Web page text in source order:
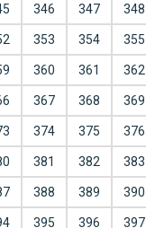
346 347 348
353 354 355
360 361 362
367 368 369
374 375 376
381 382 383
388 389 390
395 396 397